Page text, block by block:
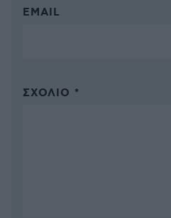
EMAIL
ΣΧΌΛΙΟ *